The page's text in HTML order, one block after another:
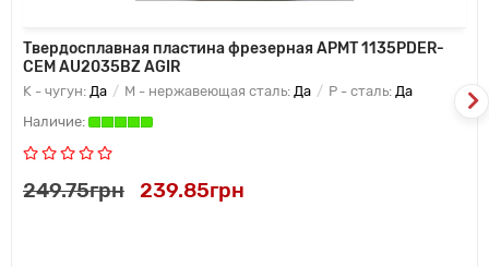
Твердосплавная пластина фрезерная APMT 1135PDER-
CEM AU2035BZ AGIR
K - чугун: Да M - нержавеющая сталь: Да P - сталь: Да
249.75грн 239.85грн